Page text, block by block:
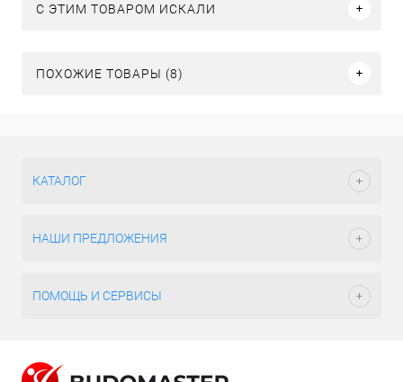
C ЭТИМ ТОВАРОМ ИСКАЛИ
ПОХОЖИЕ ТОВАРЫ (8)
КАТАЛОГ
НАШИ ПРЕДЛОЖЕНИЯ
ПОМОЩЬ И СЕРВИСЫ